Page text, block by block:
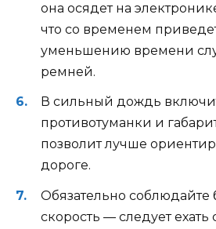
она осядет на
что со временем
уменьшению времени
ремней.
В сильный дождь
противотуманки и
позволит лучше
дороге.
Обязательно соблюдайте
скорость — следует ехать